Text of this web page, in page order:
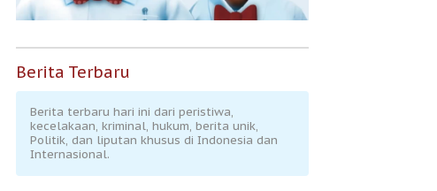
Berita Terbaru
Berita terbaru hari ini dari peristiwa,
kecelakaan, kriminal, hukum, berita unik,
Politik, dan liputan khusus di Indonesia dan
Internasional.